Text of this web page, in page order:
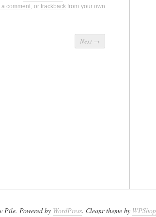
a comment, or trackbackfrom your own
Next →
Pile. Powered by WordPress. Cleanr theme by